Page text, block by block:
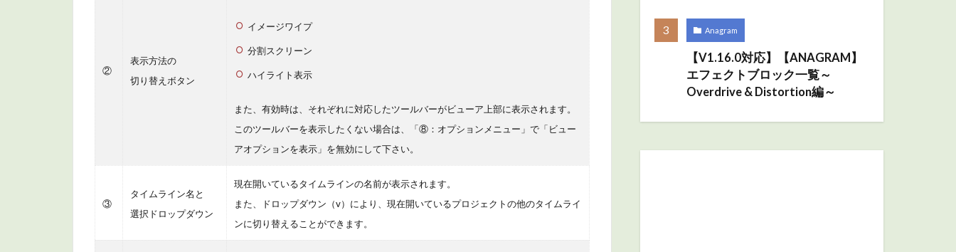
て
3.3
示に
つい
て
②
表示方法の
切り替えボタン
イメージワイプ
分割スクリーン
ハイライト表示
また、有効時は、それぞれに対応したツールバーがビューア上部に表示されます。
このツールバーを表示したくない場合は、「⑧：オプションメニュー」で「ビュー
アオプションを表示」を無効にして下さい。
③
タイムライン名と
選択ドロップダウン
現在開いているタイムラインの名前が表示されます。
また、ドロップダウン（v）により、現在開いているプロジェクトの他のタイムライ
ンに切り替えることができます。
Anagram
【V1.16.0対応】【ANAGRAM】
エフェクトブロック一覧～
Overdrive & Distortion編～